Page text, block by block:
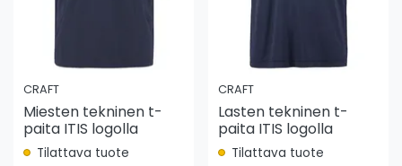
CRAFT
Miesten tekninen t-
paita ITIS logolla
Tilattava tuote
CRAFT
Lasten tekninen t-
paita ITIS logolla
Tilattava tuote